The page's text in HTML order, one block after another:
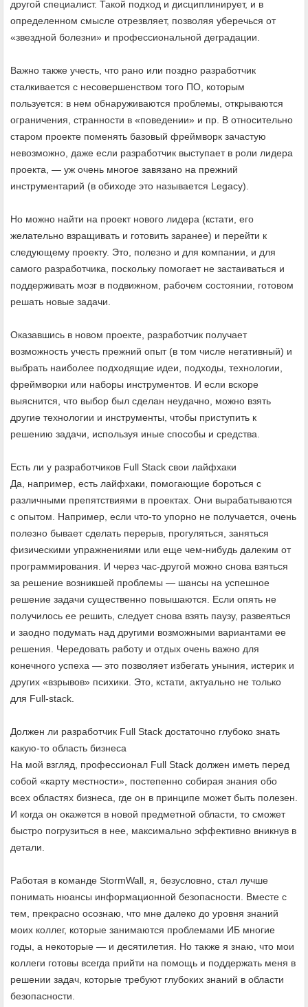
другой специалист. Такой подход и дисциплинирует, и в
определенном смысле отрезвляет, позволяя уберечься от
«звездной болезни» и профессиональной деградации.
Важно также учесть, что рано или поздно разработчик
сталкивается с несовершенством того ПО, которым
пользуется: в нем обнаруживаются проблемы, открываются
ограничения, странности в «поведении» и пр. В относительно
старом проекте поменять базовый фреймворк зачастую
невозможно, даже если разработчик выступает в роли лидера
проекта, — уж очень многое завязано на прежний
инструментарий (в обиходе это называется Legacy).
Но можно найти на проект нового лидера (кстати, его
желательно взращивать и готовить заранее) и перейти к
следующему проекту. Это, полезно и для компании, и для
самого разработчика, поскольку помогает не застаиваться и
поддерживать мозг в подвижном, рабочем состоянии, готовом
решать новые задачи.
Оказавшись в новом проекте, разработчик получает
возможность учесть прежний опыт (в том числе негативный) и
выбрать наиболее подходящие идеи, подходы, технологии,
фреймворки или наборы инструментов. И если вскоре
выяснится, что выбор был сделан неудачно, можно взять
другие технологии и инструменты, чтобы приступить к
решению задачи, используя иные способы и средства.
Есть ли у разработчиков Full Stack свои лайфхаки
Да, например, есть лайфхаки, помогающие бороться с
различными препятствиями в проектах. Они вырабатываются
с опытом. Например, если что-то упорно не получается, очень
полезно бывает сделать перерыв, прогуляться, заняться
физическими упражнениями или еще чем-нибудь далеким от
программирования. И через час-другой можно снова взяться
за решение возникшей проблемы — шансы на успешное
решение задачи существенно повышаются. Если опять не
получилось ее решить, следует снова взять паузу, развеяться
и заодно подумать над другими возможными вариантами ее
решения. Чередовать работу и отдых очень важно для
конечного успеха — это позволяет избегать уныния, истерик и
других «взрывов» психики. Это, кстати, актуально не только
для Full-stack.
Должен ли разработчик Full Stack достаточно глубоко знать
какую-то область бизнеса
На мой взгляд, профессионал Full Stack должен иметь перед
собой «карту местности», постепенно собирая знания обо
всех областях бизнеса, где он в принципе может быть полезен.
И когда он окажется в новой предметной области, то сможет
быстро погрузиться в нее, максимально эффективно вникнув в
детали.
Работая в команде StormWall, я, безусловно, стал лучше
понимать нюансы информационной безопасности. Вместе с
тем, прекрасно осознаю, что мне далеко до уровня знаний
моих коллег, которые занимаются проблемами ИБ многие
годы, а некоторые — и десятилетия. Но также я знаю, что мои
коллеги готовы всегда прийти на помощь и поддержать меня в
решении задач, которые требуют глубоких знаний в области
безопасности.